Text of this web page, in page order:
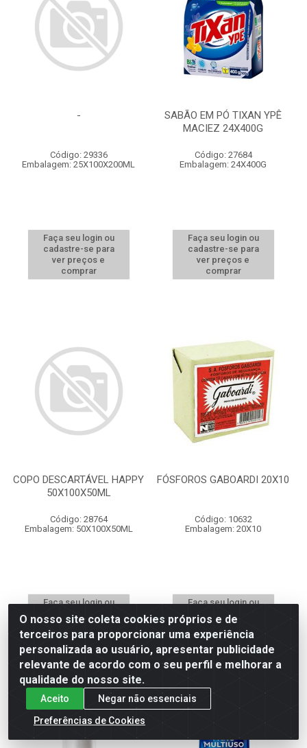
-
Código: 29336
Embalagem: 25X100X200ML
Faça seu login ou
cadastre-se para
ver preços e
comprar
SABÃO EM PÓ TIXAN YPÊ
MACIEZ 24X400G
Código: 27684
Embalagem: 24X400G
Faça seu login ou
cadastre-se para
ver preços e
comprar
COPO DESCARTÁVEL HAPPY
50X100X50ML
Código: 28764
Embalagem: 50X100X50ML
Faça seu login ou
cadastre-se para
ver preços e
comprar
FÓSFOROS GABOARDI 20X10
Código: 10632
Embalagem: 20X10
Faça seu login ou
cadastre-se para
ver preços e
comprar
O nosso site coleta cookies próprios e de
terceiros para proporcionar uma experiência
personalizada ao usuário, apresentar publicidade
relevante de acordo com o seu perfil e melhorar a
qualidade do nosso site.
Aceito
Negar não essenciais
Preferências de Cookies